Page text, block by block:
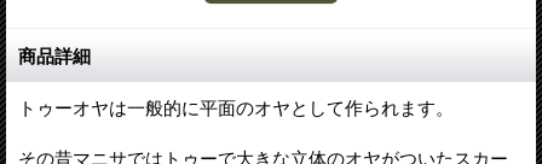
商品詳細
トゥーオヤは一般的に平面のオヤとして作られます。
その昔マニサではトゥーで大きな立体のオヤがついたスカー